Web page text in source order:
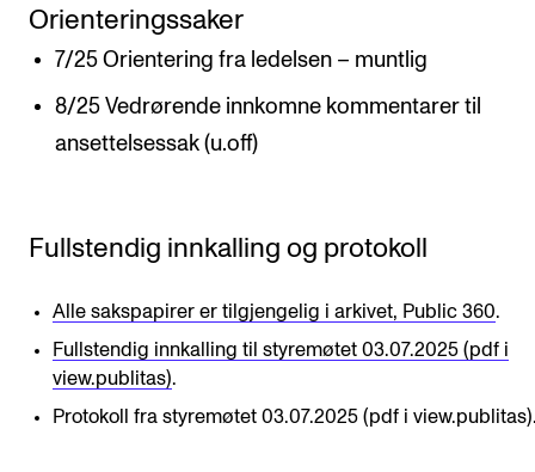
Eksamen og vitnemål
Søknad og opptak
FORSKNING OG UTVIKLINGSARBEID
Om FoU på NMH
Livet rundt FoU
Orienteringssaker
7/25 Orientering fra ledelsen – muntlig
8/25 Vedrørende innkomne kommentarer til
ansettelsessak (u.off)
Fullstendig innkalling og protokoll
Alle sakspapirer er tilgjengelig i arkivet, Public 360.
Fullstendig innkalling til styremøtet 03.07.2025 (pdf i
view.publitas).
Protokoll fra styremøtet 03.07.2025 (pdf i